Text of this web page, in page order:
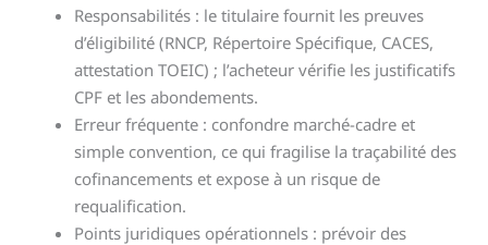
Responsabilités : le titulaire fournit les preuves
d’éligibilité (RNCP, Répertoire Spécifique, CACES,
attestation TOEIC) ; l’acheteur vérifie les justificatifs
CPF et les abondements.
Erreur fréquente : confondre marché-cadre et
simple convention, ce qui fragilise la traçabilité des
cofinancements et expose à un risque de
requalification.
Points juridiques opérationnels : prévoir des